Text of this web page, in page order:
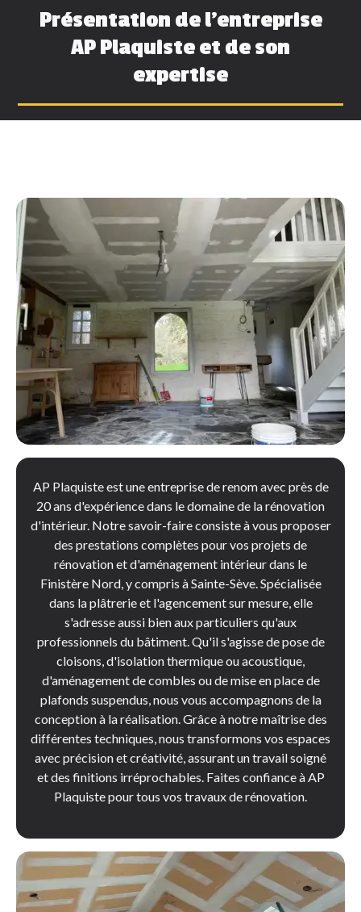
Présentation de l'entreprise
AP Plaquiste et de son
expertise
AP Plaquiste est une entreprise de renom avec près de
20 ans d'expérience dans le domaine de la rénovation
d'intérieur. Notre savoir-faire consiste à vous proposer
des prestations complètes pour vos projets de
rénovation et d'aménagement intérieur dans le
Finistère Nord, y compris à Sainte-Sève. Spécialisée
dans la plâtrerie et l'agencement sur mesure, elle
s'adresse aussi bien aux particuliers qu'aux
professionnels du bâtiment. Qu'il s'agisse de pose de
cloisons, d'isolation thermique ou acoustique,
d'aménagement de combles ou de mise en place de
plafonds suspendus, nous vous accompagnons de la
conception à la réalisation. Grâce à notre maîtrise des
différentes techniques, nous transformons vos espaces
avec précision et créativité, assurant un travail soigné
et des finitions irréprochables. Faites confiance à AP
Plaquiste pour tous vos travaux de rénovation.